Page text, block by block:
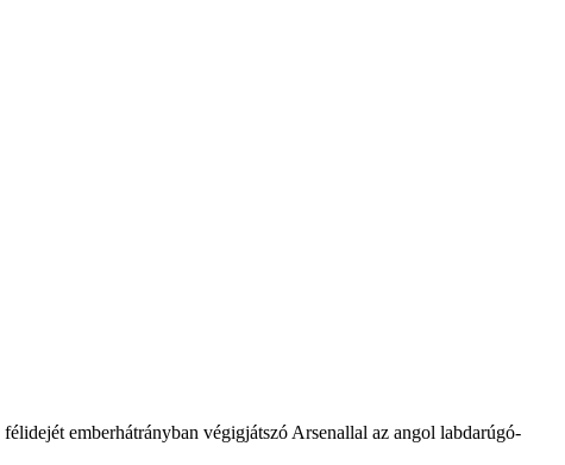
emberhátrányban végigjátszó Arsenallal az angol labdarúgó-